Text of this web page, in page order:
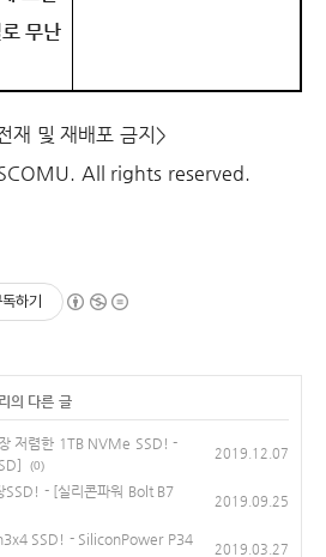
무난
재 및 재배포 금지>
. All rights reserved.
하기
의 다른 글
저렴한 1TB NVMe SSD! -
(0)
2019.12.07
SSD! - [실리콘파워 Bolt B7
2019.09.25
SSD! - SiliconPower P34
2019.03.27